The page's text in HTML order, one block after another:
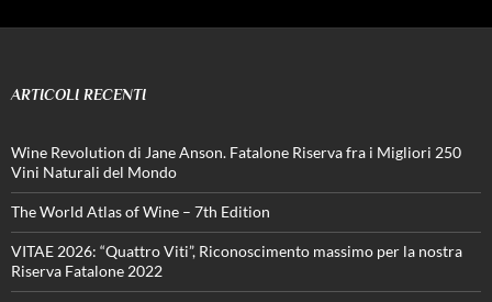
ARTICOLI RECENTI
Wine Revolution di Jane Anson. Fatalone Riserva fra i Migliori 250
Vini Naturali del Mondo
The World Atlas of Wine – 7th Edition
VITAE 2026: “Quattro Viti”, Riconoscimento massimo per la nostra
Riserva Fatalone 2022